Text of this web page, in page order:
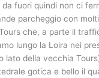
fuori quindi non ci
parcheggio con
che, a parte il
lungo la Loira nei
lato della vecchia
gotica e bello il